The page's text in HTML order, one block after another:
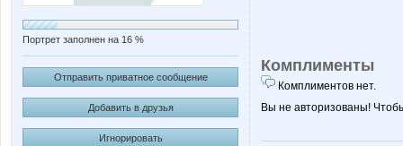
Портрет заполнен на 16 %
Отправить приватное сообщение
Добавить в друзья
Игнорировать
Комплименты
Комплиментов нет.
Вы не авторизованы!